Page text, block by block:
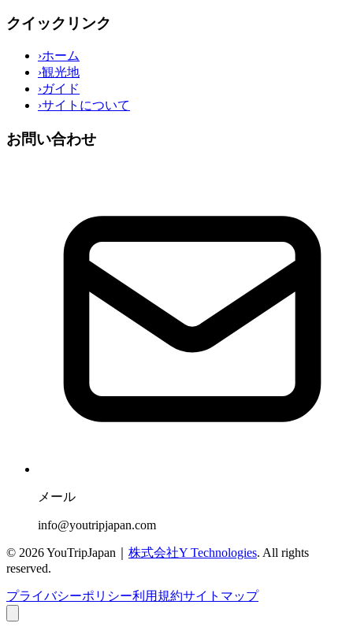
クイックリンク
›ホーム
›観光地
›ガイド
›サイトについて
お問い合わせ
メール
info@youtripjapan.com
© 2026YouTripJapan｜ 株式会社Y Technologies. All rights
reserved.
プライバシーポリシー利用規約サイトマップ